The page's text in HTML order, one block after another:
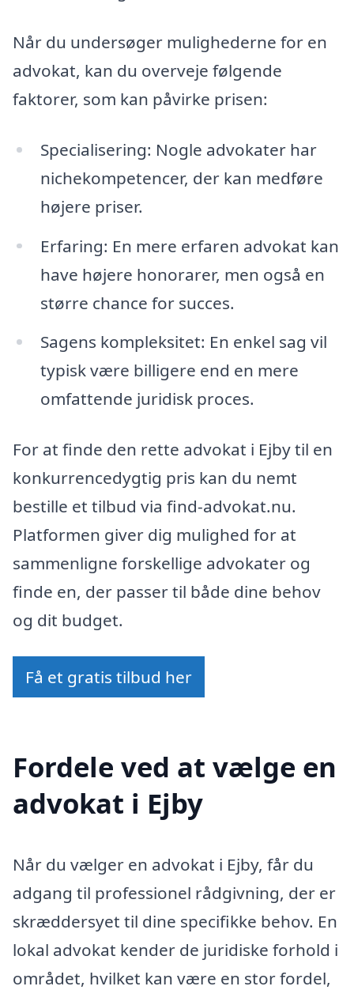
Når du undersøger mulighederne for en
advokat, kan du overveje følgende
faktorer, som kan påvirke prisen:
Specialisering: Nogle advokater har
nichekompetencer, der kan medføre
højere priser.
Erfaring: En mere erfaren advokat kan
have højere honorarer, men også en
større chance for succes.
Sagens kompleksitet: En enkel sag vil
typisk være billigere end en mere
omfattende juridisk proces.
For at finde den rette advokat i Ejby til en
konkurrencedygtig pris kan du nemt
bestille et tilbud via find-advokat.nu.
Platformen giver dig mulighed for at
sammenligne forskellige advokater og
finde en, der passer til både dine behov
og dit budget.
Få et gratis tilbud her
Fordele ved at vælge en
advokat i Ejby
Når du vælger en advokat i Ejby, får du
adgang til professionel rådgivning, der er
skræddersyet til dine specifikke behov. En
lokal advokat kender de juridiske forhold i
området, hvilket kan være en stor fordel,